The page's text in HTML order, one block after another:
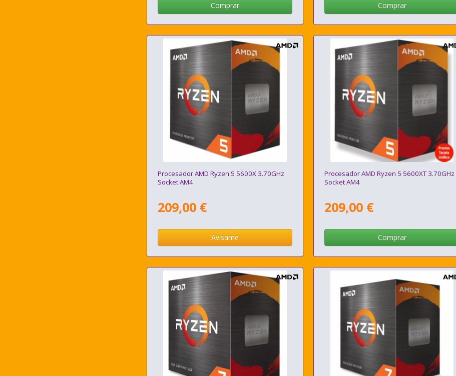
Comprar Comprar
Procesador AMD Ryzen 5 5600X 3.70GHz
Socket AM4
209,00 €
Avísame
Procesador AMD Ryzen 5 5600XT 3.70GHz
Socket AM4
209,00 €
Comprar